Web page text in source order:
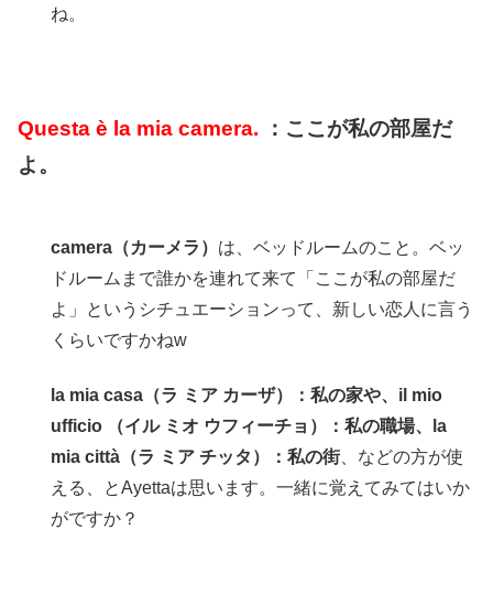
ね。
Questa è la mia camera. ：ここが私の部屋だ
よ。
camera（カーメラ） は、ベッドルームのこと。 ベッ
ドルームまで誰かを連れて来て「ここが私の部屋だ
よ」というシチュエーションって、新しい恋人に言う
くらいですかねw
la mia casa（ラ ミア カーザ）：私の家や、il mio
ufficio （イル ミオ ウフィーチョ）：私の職場、la
mia città（ラ ミア チッタ）：私の街、などの方が使
える、とAyettaは思います。一緒に覚えてみてはいか
がですか？